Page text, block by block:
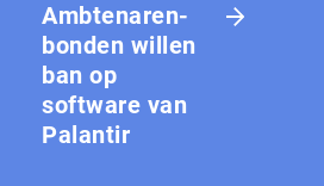
Amb­te­na­ren­
bon­den willen
ban op
software van
Palantir